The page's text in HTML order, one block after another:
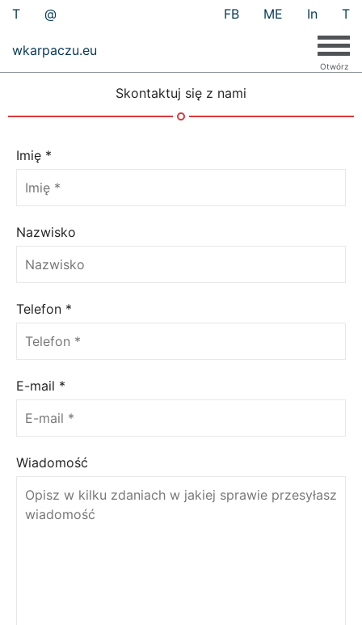
T @ FB ME In T
wkarpaczu.eu
Skontaktuj się z nami
Imię *
Nazwisko
Telefon *
E-mail *
Wiadomość